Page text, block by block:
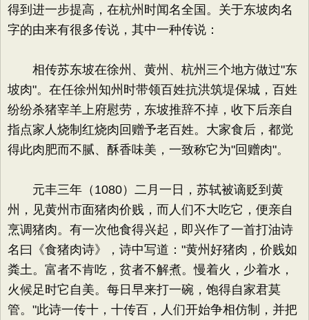
得到进一步提高，在杭州时闻名全国。关于东坡肉名
字的由来有很多传说，其中一种传说：
相传苏东坡在徐州、黄州、杭州三个地方做过"东
坡肉"。在任徐州知州时带领百姓抗洪筑堤保城，百姓
纷纷杀猪宰羊上府慰劳，东坡推辞不掉，收下后亲自
指点家人烧制红烧肉回赠予老百姓。大家食后，都觉
得此肉肥而不腻、酥香味美，一致称它为"回赠肉"。
元丰三年（1080）二月一日，苏轼被谪贬到黄
州，见黄州市面猪肉价贱，而人们不大吃它，便亲自
烹调猪肉。有一次他食得兴起，即兴作了一首打油诗
名曰《食猪肉诗》，诗中写道："黄州好猪肉，价贱如
粪土。富者不肯吃，贫者不解煮。慢着火，少着水，
火候足时它自美。每日早来打一碗，饱得自家君莫
管。"此诗一传十，十传百，人们开始争相仿制，并把